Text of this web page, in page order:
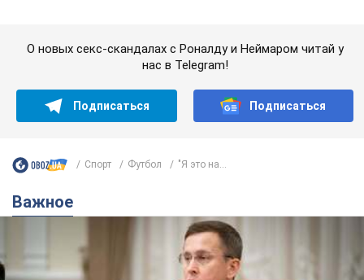
Важное
С 1 сентября украинским учителям повысят
зарплаты: Корецкий раскрыл подробности